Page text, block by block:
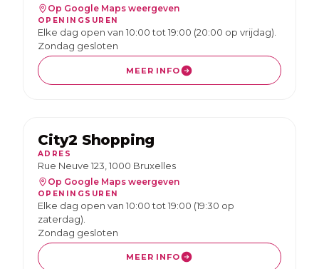
Op Google Maps weergeven
OPENINGSUREN
Elke dag open van 10:00 tot 19:00 (20:00 op vrijdag).
Zondag gesloten
MEER INFO
City2 Shopping
ADRES
Rue Neuve 123, 1000 Bruxelles
Op Google Maps weergeven
OPENINGSUREN
Elke dag open van 10:00 tot 19:00 (19:30 op
zaterdag).
Zondag gesloten
MEER INFO